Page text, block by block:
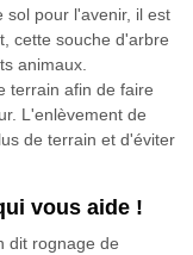
sol pour l'avenir, il est
cette souche d'arbre
animaux.
terrain afin de faire
L'enlèvement de
de terrain et d'éviter
vous aide !
dit rognage de